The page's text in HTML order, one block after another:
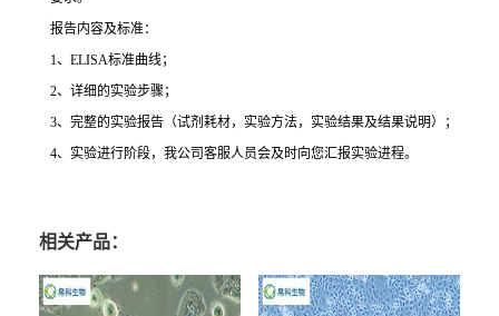
报告内容及标准：
1、 ELISA标准曲线；
2、详细的实验步骤；
3、完整的实验报告（试剂耗材，实验方法，实验结果及结果说明）；
4、实验进行阶段，我公司客服人员会及时向您汇报实验进程。
相关产品：